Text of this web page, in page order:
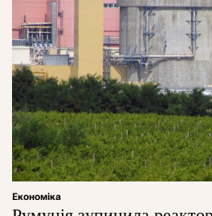
Економіка